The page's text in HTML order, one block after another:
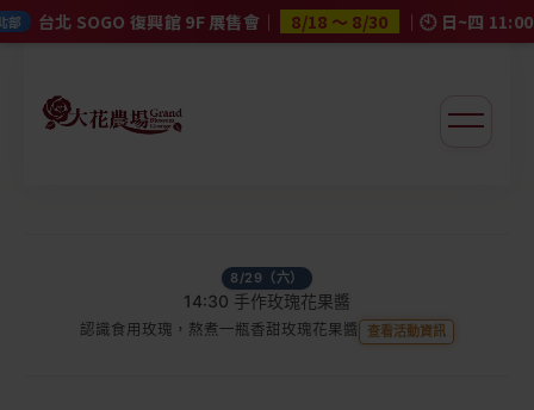
興館 9F 展售會｜ 8/18 ～ 8/30 ｜🕙 日~四 11:00–21:30 / 五~六
大花農場
8/05（三）
14:30 農場夏季手作剉冰
夏日農場體驗，親手完成清涼剉冰 查看活動資訊